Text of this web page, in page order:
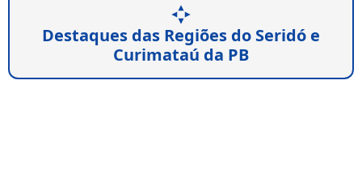
Destaques das Regiões do Seridó e
Curimataú da PB